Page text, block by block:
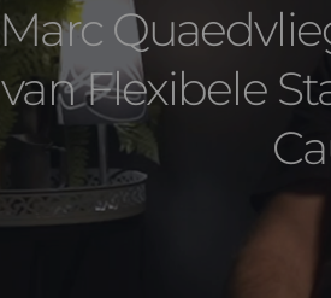
Marc
van Flexibele